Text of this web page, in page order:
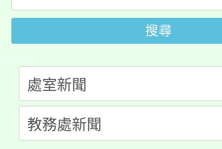
開!
115年桃園市運動會8/
田徑場及游泳池舉行。
桃園市低收入戶享有免
視費優惠，中低收入戶
半價優惠，詳情可洽有
者。
大園自造教育及科技中
份教師增能研習
大溪自造教育及科技中
份教師研習
淨零綠生活教案入校路
會
搜尋